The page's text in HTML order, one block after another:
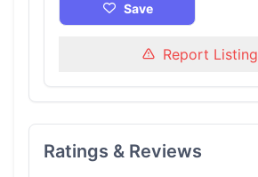
Save
Report Listing
Ratings & Reviews